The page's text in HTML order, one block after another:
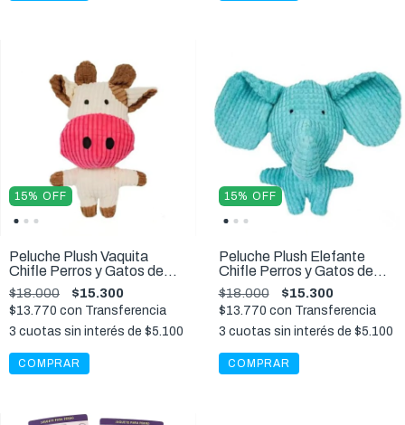
15% OFF
Peluche Plush Vaquita
Chifle Perros y Gatos de
todos los tamaños
$18.000 $15.300
$13.770 con Transferencia
3 cuotas sin interés de $5.100
15% OFF
Peluche Plush Elefante
Chifle Perros y Gatos de
todos los tamaños
$18.000 $15.300
$13.770 con Transferencia
3 cuotas sin interés de $5.100